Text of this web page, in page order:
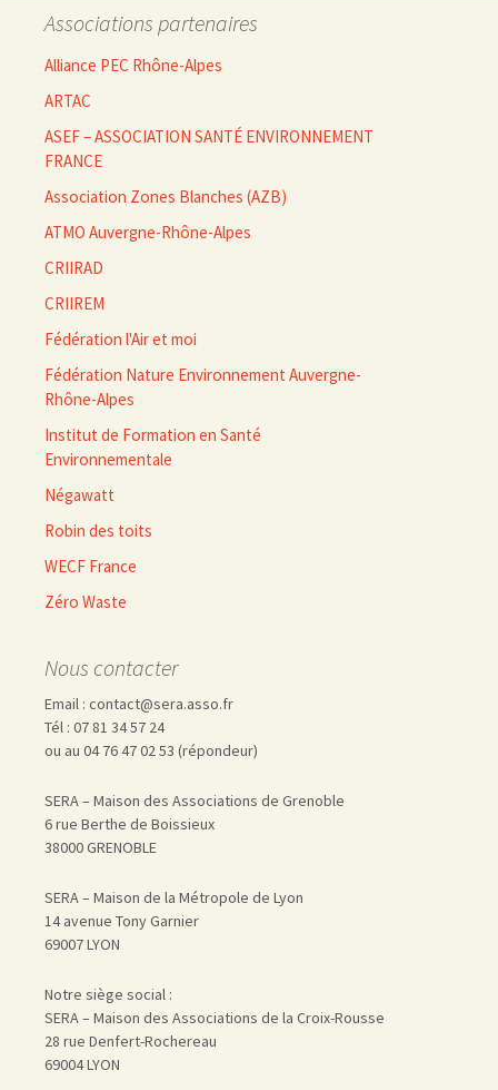
Associations partenaires
Alliance PEC Rhône-Alpes
ARTAC
ASEF – ASSOCIATION SANTÉ ENVIRONNEMENT
FRANCE
Association Zones Blanches (AZB)
ATMO Auvergne-Rhône-Alpes
CRIIRAD
CRIIREM
Fédération l'Air et moi
Fédération Nature Environnement Auvergne-
Rhône-Alpes
Institut de Formation en Santé
Environnementale
Négawatt
Robin des toits
WECF France
Zéro Waste
Nous contacter
Email : contact@sera.asso.fr
Tél : 07 81 34 57 24
ou au 04 76 47 02 53 (répondeur)
SERA – Maison des Associations de Grenoble
6 rue Berthe de Boissieux
38000 GRENOBLE
SERA – Maison de la Métropole de Lyon
14 avenue Tony Garnier
69007 LYON
Notre siège social :
SERA – Maison des Associations de la Croix-Rousse
28 rue Denfert-Rochereau
69004 LYON